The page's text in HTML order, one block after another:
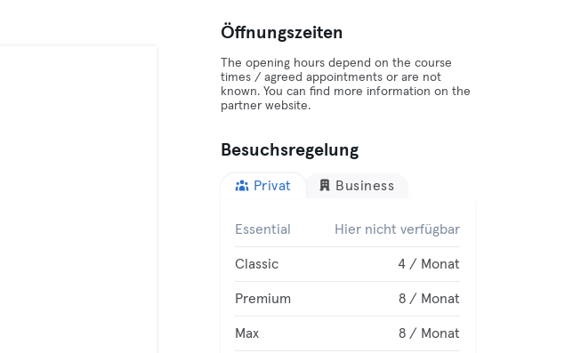
Öffnungszeiten
The opening hours depend on the course
times / agreed appointments or are not
known. You can find more information on the
partner website.
Besuchsregelung
Privat Business
Essential Hier nicht verfügbar
Classic 4 / Monat
Premium 8 / Monat
Max 8 / Monat